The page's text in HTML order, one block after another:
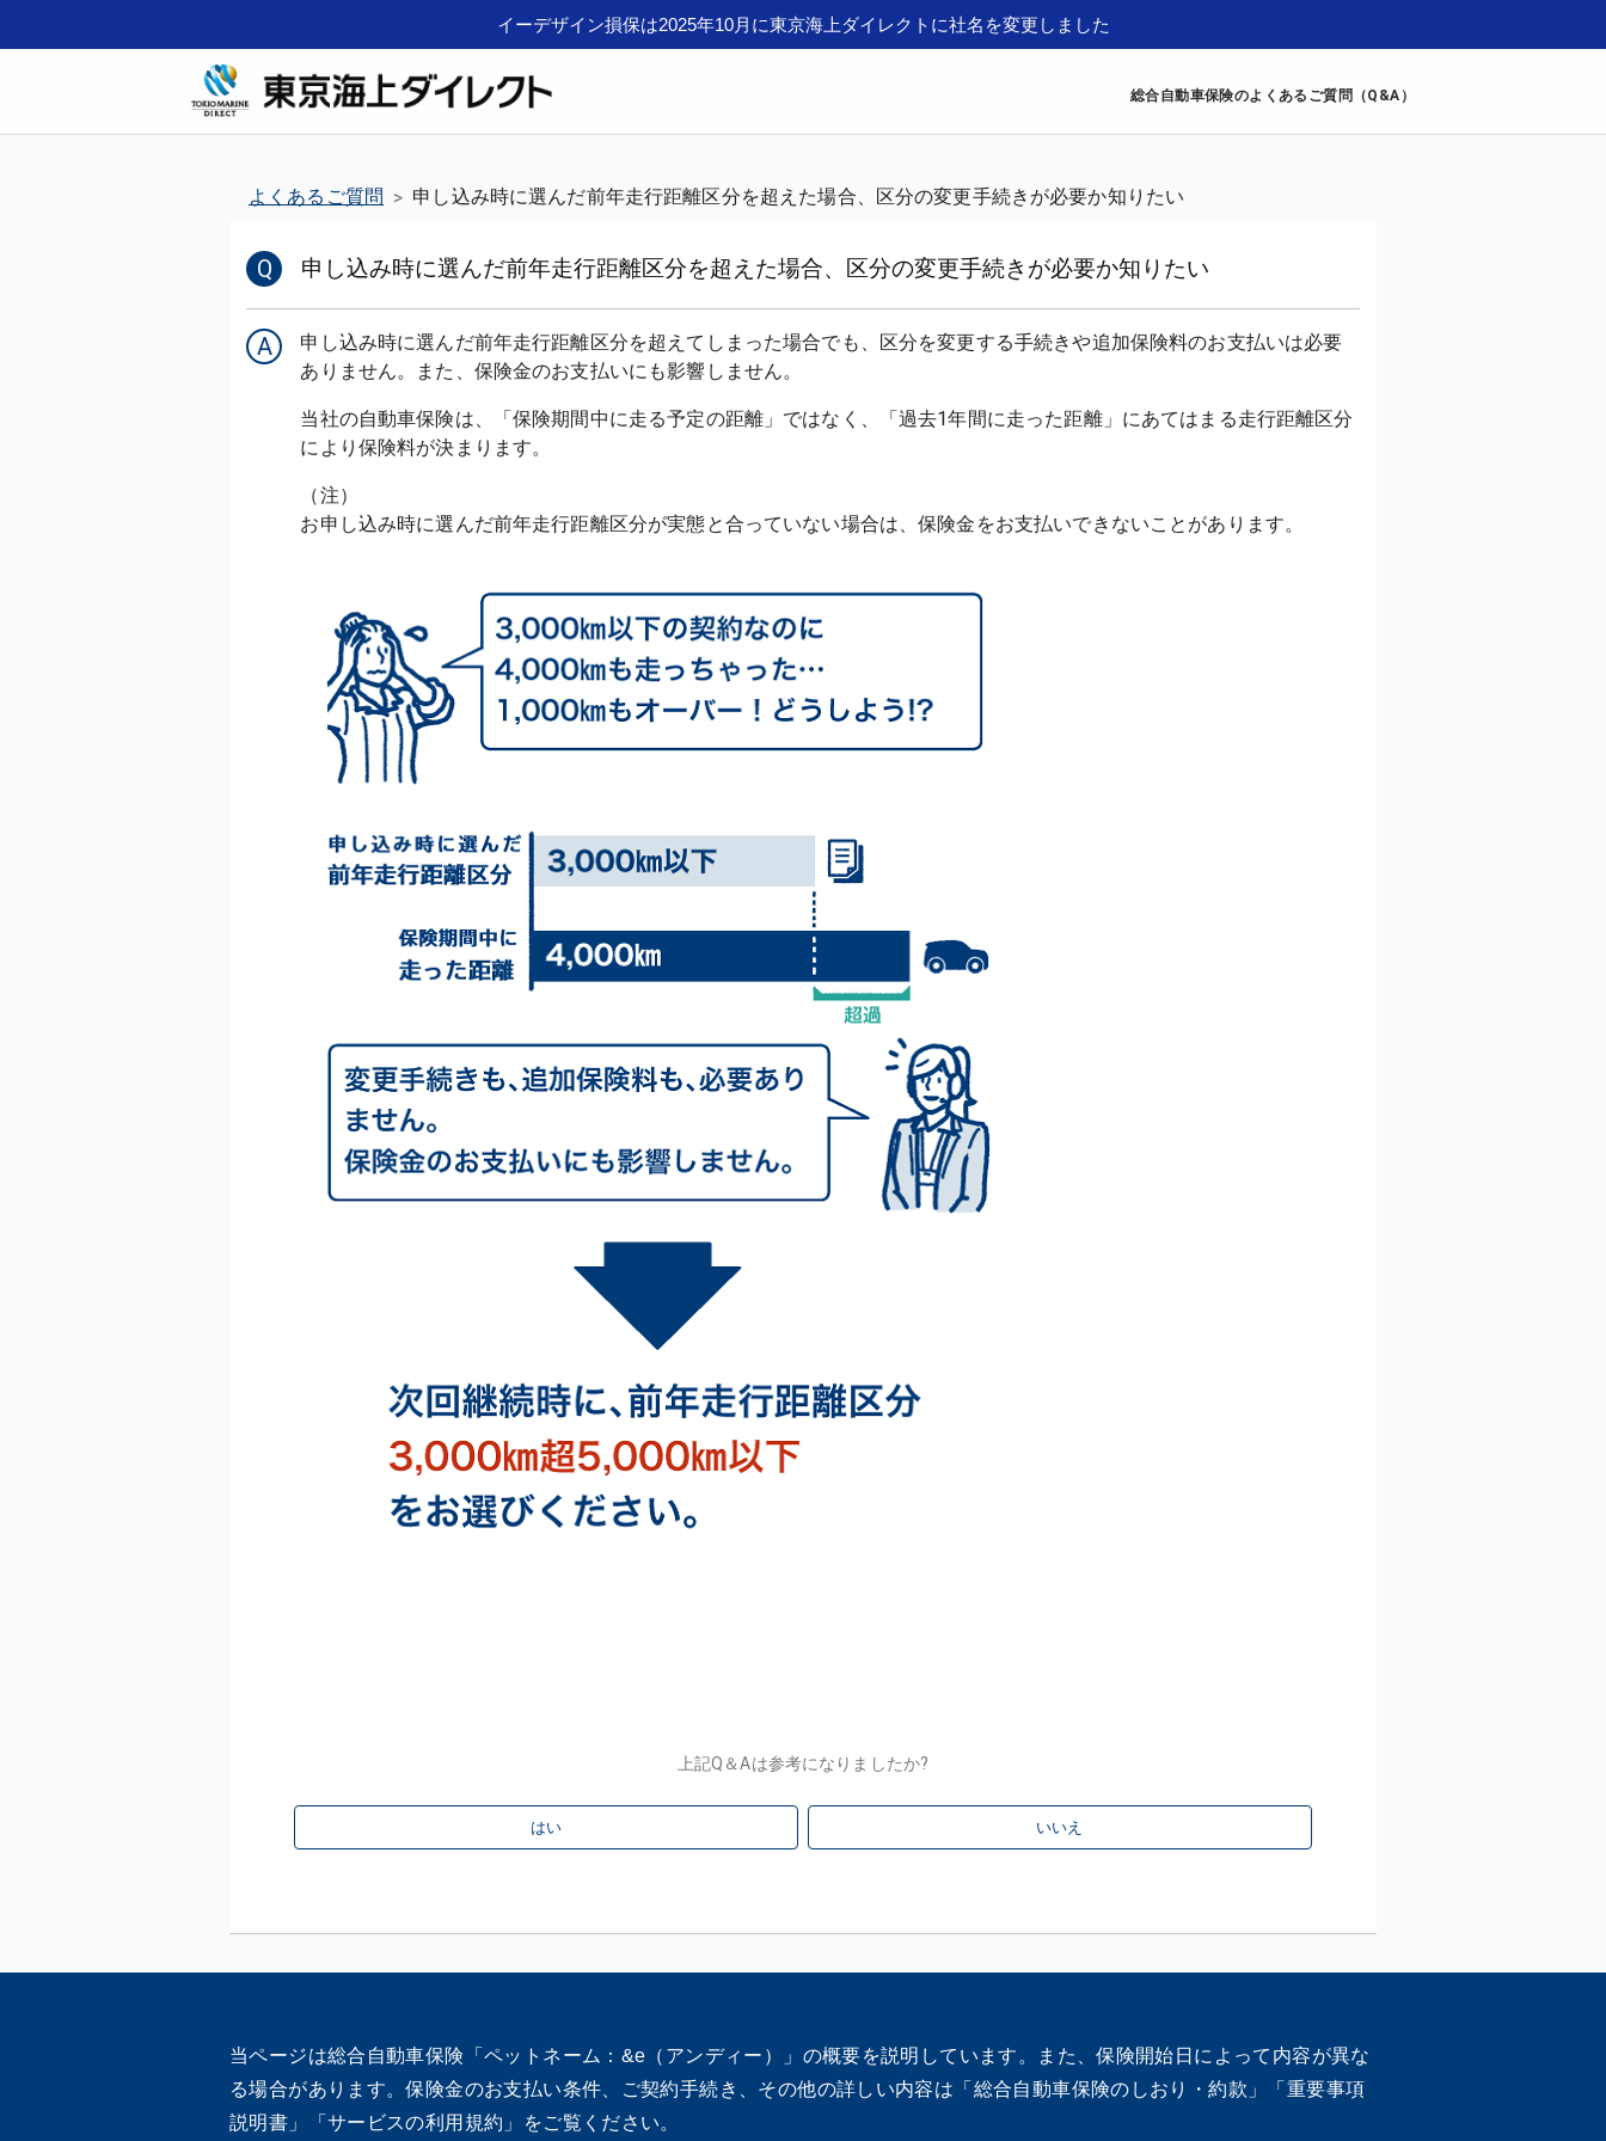
イーデザイン損保は2025年10月に東京海上ダイレクトに社名を変更しました
総合自動車保険のよくあるご質問（Q&A）
よくあるご質問 > 申し込み時に選んだ前年走行距離区分を超えた場合、区分の変更手続きが必要か知りたい
Q 申し込み時に選んだ前年走行距離区分を超えた場合、区分の変更手続きが必要か知りたい
A
申し込み時に選んだ前年走行距離区分を超えてしまった場合でも、区分を変更する手続きや追加保険料のお支払いは必要
当社の自動車保険は、「保険期間中に走る予定の距離」ではなく、「過去1年間に走った距離」にあてはまる走行距離区分
（注）
上記Q＆Aは参考になりましたか?
はい いいえ
当ページは総合自動車保険「ペットネーム：&e（アンディー）」の概要を説明しています。また、保険開始日によって内容が異な
る場合があります。保険金のお支払い条件、ご契約手続き、その他の詳しい内容は「総合自動車保険のしおり・約款」「重要事項
説明書」「サービスの利用規約」をご覧ください。